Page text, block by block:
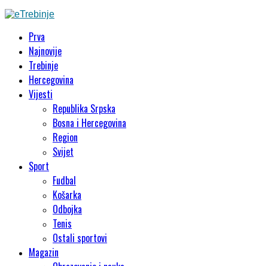
Prva
Najnovije
Trebinje
Hercegovina
Vijesti
Republika Srpska
Bosna i Hercegovina
Region
Svijet
Sport
Fudbal
Košarka
Odbojka
Tenis
Ostali sportovi
Magazin